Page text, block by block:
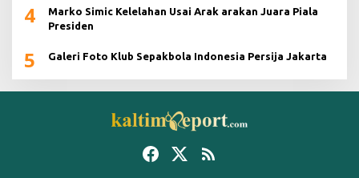
4
Marko Simic Kelelahan Usai Arak arakan Juara Piala
Presiden
5 Galeri Foto Klub Sepakbola Indonesia Persija Jakarta